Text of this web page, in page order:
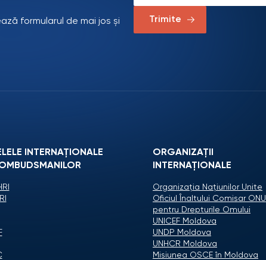
formularul de mai jos și
Trimite
INTERNAȚIONALE
ORGANIZAŢII
INTERNAŢIONALE
Organizaţia Naţiunilor Unite
Oficiul Înaltului Comisar ONU
pentru Drepturile Omului
UNICEF Moldova
UNDP Moldova
UNHCR Moldova
Misiunea OSCE în Moldova